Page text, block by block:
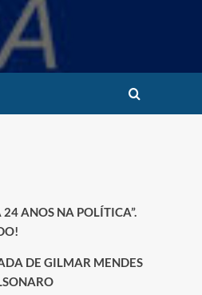
ANOS NA POLÍTICA”.
DE GILMAR MENDES